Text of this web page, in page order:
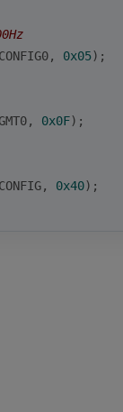
0x05);
0x0F);
0x40);